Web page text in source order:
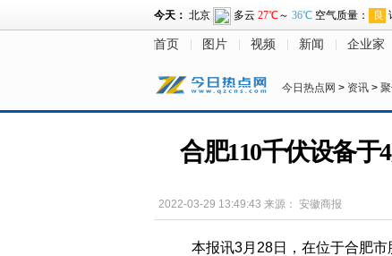
首页 图片 视频 新闻 企业家
今日热点网 > 资讯 >
合肥110千伏设备于
2022-03-29 13:49:43 来源： 安徽商报
本报讯3月28日，在位于合肥